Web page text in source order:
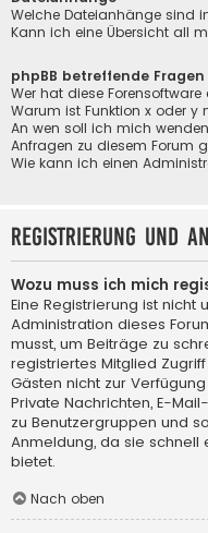
Welche Dateianhänge sind
Kann ich eine Übersicht all
phpBB betreffende Fragen
Wer hat diese Forensoftware
Warum ist Funktion x oder y
An wen soll ich mich
Anfragen zu diesem Forum
Wie kann ich einen
Registrierung und
Wozu muss ich mich
Eine Registrierung ist
Administration dieses
musst, um Beiträge zu
registriertes Mitglied
Gästen nicht zur
Private Nachrichten, E-
zu Benutzergruppen und
Anmeldung, da sie
bietet.
Nach oben